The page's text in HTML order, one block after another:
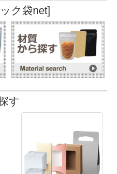
ク袋net]
す